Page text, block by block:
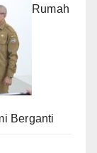
Rumah
Berganti